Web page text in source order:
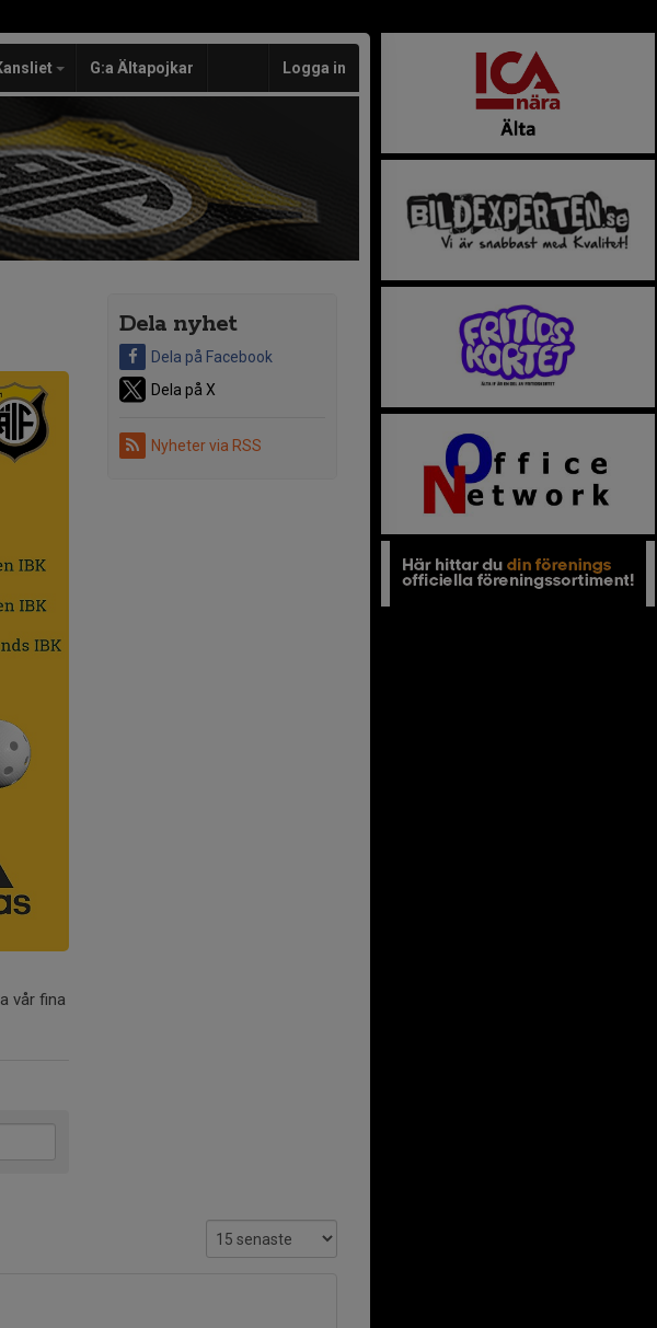
G:a Ältapojkar Logga in
Dela nyhet
Dela på Facebook
Dela på X
Nyheter via RSS
vår fina